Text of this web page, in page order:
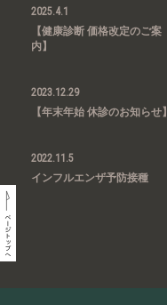
2025.4.1
【健康診断 価格改定のご案
内】
2023.12.29
【年末年始 休診のお知らせ】
2022.11.5
インフルエンザ予防接種